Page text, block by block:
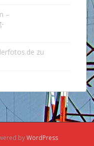
–
zu
byWordPress